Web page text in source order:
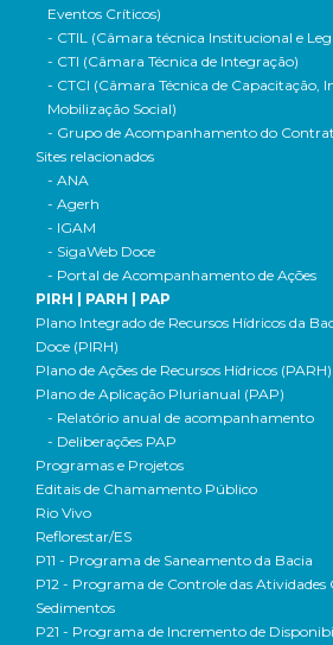
Eventos Críticos)
- CTIL (Câmara técnica Institucional e
- CTI (Câmara Técnica de Integração)
- CTCI (Câmara Técnica de Capacitação,
Mobilização Social)
- Grupo de Acompanhamento do
Sites relacionados
- ANA
- Agerh
- IGAM
- SigaWeb Doce
- Portal de Acompanhamento de Ações
PIRH | PARH | PAP
Plano Integrado de Recursos Hídricos da
Doce (PIRH)
Plano de Ações de Recursos Hídricos (PARH)
Plano de Aplicação Plurianual (PAP)
- Relatório anual de acompanhamento
- Deliberações PAP
Programas e Projetos
Editais de Chamamento Público
Rio Vivo
Reflorestar/ES
P11 - Programa de Saneamento da Bacia
P12 - Programa de Controle das Atividades
Sedimentos
P21 - Programa de Incremento de